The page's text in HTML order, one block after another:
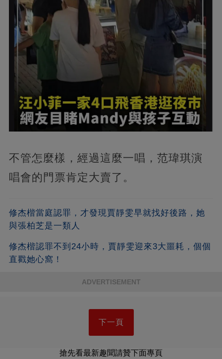
不管怎麼樣，經過這麼一唱，范瑋琪演
唱會的門票肯定大賣了。
修杰楷當庭認罪，才發現賈靜雯早就找好後路，她
與張柏芝是一類人
修杰楷認罪不到24小時，賈靜雯迎來3大噩耗，個個
直戳她心窩！
ADVERTISEMENT
下一頁
搶先看最新趣聞請贊下面專頁